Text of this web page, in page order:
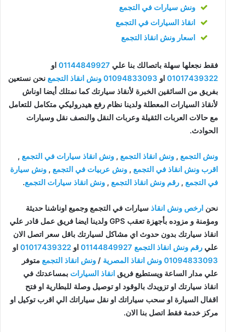
ونش سيارات في التجمع
انقاذ السيارات في التجمع
اسعار ونش انقاذ التجمع
فقط نجعلها سهلة باتصالك بنا علي 01144849927 او
01017439322 او 01094833093 ونش انقاذ التجمع نحن نستعين
بفريق من السائقين الخبرة لأنقاذ سيارتك كما نمتلك أيضا اوناش
لأنقاذ السيارات المعطلة ولدينا نظام رفع هيدروليكي متكامل للتعامل
مع حالات العربات الثقيلة وعربات النقل والنصف نقل وسيارات
الحوادث.
ونش التجمع , ونش انقاذ التجمع , ونش انقاذ سيارات في التجمع ,
اقرب ونش انقاذ في التجمع , ونش عربيات في التجمع , ونش سيارة
في التجمع , رقم ونش انقاذ التجمع , ونش انقاذ سيارات التجمع.
نحن ارخص ونش انقاذ سيارات في التجمع وجميع اوناشنا حديثة
ومؤمنة و مزوده بأجهزة تعقب GPS ولدينا ايضا فريق عمل قادر علي
انقاذ سيارتك بدون حدوث اي مشاكل لسيارتك باقل سعر اتصل الان
علي رقم ونش انقاذ التجمع 01144849927 او 01017439322 او
01094833093 ونش انقاذ المصرية / ونش انقاذ التجمع متوفر
علي مدار الساعة ويستطيع فريق انقاذ السيارات بمساعدتك في
انقاذ سيارتك او تزويدك بالوقود او توصيل وصلة للبطارية او فتح
اقفال السيارة او سحب سياراتك او نقل سياراتك الي اقرب توكيل او
مركز خدمة فقط اتصل بنا الان.